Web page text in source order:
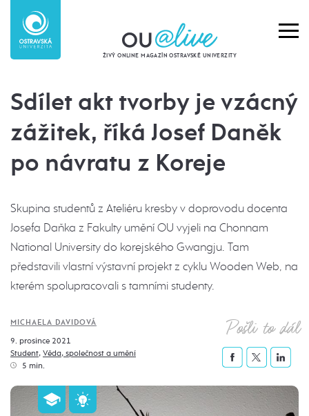
ŽIVÝ ONLINE MAGAZÍN OSTRAVSKÉ UNIVERZITY
Sdílet akt tvorby je vzácný
zážitek, říká Josef Daněk
po návratu z Koreje
Skupina studentů z Ateliéru kresby v doprovodu docenta
Josefa Daňka z Fakulty umění OU vyjeli na Chonnam
National University do korejského Gwangju. Tam
představili vlastní výstavní projekt z cyklu Wooden Web, na
kterém spolupracovali s tamními studenty.
MICHAELA DAVIDOVÁ
9. prosince 2021
Student, Věda, společnost a umění
5 min.
Pošli to dál